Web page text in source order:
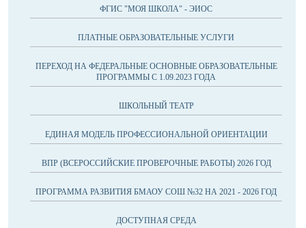
ФГИС "МОЯ ШКОЛА" - ЭИОС
ПЛАТНЫЕ ОБРАЗОВАТЕЛЬНЫЕ УСЛУГИ
ПЕРЕХОД НА ФЕДЕРАЛЬНЫЕ ОСНОВНЫЕ ОБРАЗОВАТЕЛЬНЫЕ
ПРОГРАММЫ С 1.09.2023 ГОДА
ШКОЛЬНЫЙ ТЕАТР
ЕДИНАЯ МОДЕЛЬ ПРОФЕССИОНАЛЬНОЙ ОРИЕНТАЦИИ
ВПР (ВСЕРОССИЙСКИЕ ПРОВЕРОЧНЫЕ РАБОТЫ) 2026 ГОД
ПРОГРАММА РАЗВИТИЯ БМАОУ СОШ №32 НА 2021 - 2026 ГОД
ДОСТУПНАЯ СРЕДА